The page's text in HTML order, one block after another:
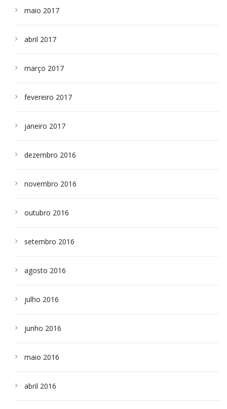
maio 2017
abril 2017
março 2017
fevereiro 2017
janeiro 2017
dezembro 2016
novembro 2016
outubro 2016
setembro 2016
agosto 2016
julho 2016
junho 2016
maio 2016
abril 2016